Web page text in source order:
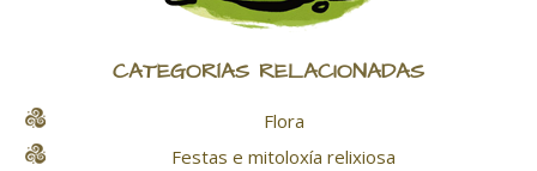
CATEGORÍAS RELACIONADAS
Flora
Festas e mitoloxía relixiosa